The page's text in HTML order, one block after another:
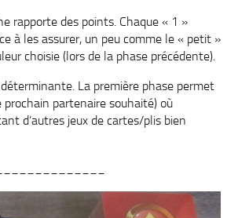
rapporte des points. Chaque « 1 »
à les assurer, un peu comme le « petit »
choisie (lors de la phase précédente).
La première phase permet
partenaire souhaité) où
d’autres jeux de cartes/plis bien